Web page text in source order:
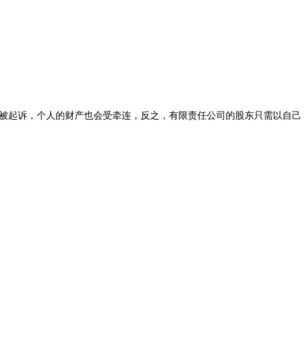
诉，个人的财产也会受牵连，反之，有限责任公司的股东只需以自己